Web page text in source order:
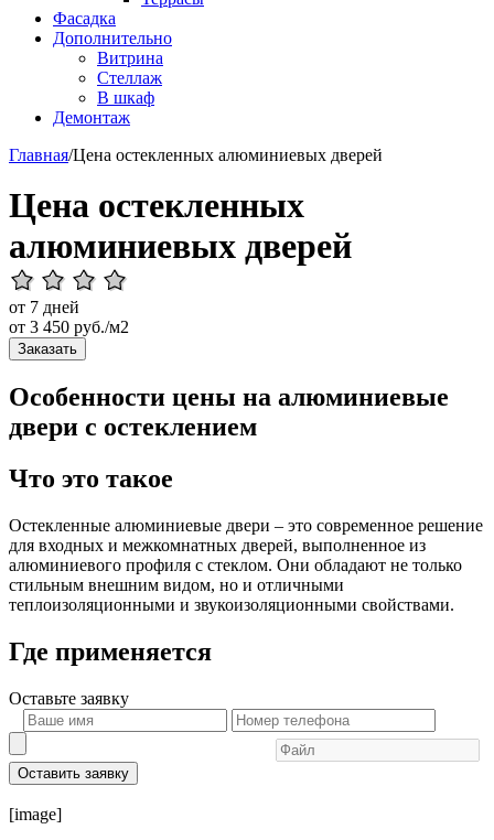
Фасадка
Дополнительно
Витрина
Стеллаж
В шкаф
Демонтаж
Главная/Цена остекленных алюминиевых дверей
Цена остекленных
алюминиевых дверей
от 7 дней
от 3 450 руб./м2
Заказать
Особенности цены на алюминиевые
двери с остеклением
Что это такое
Остекленные алюминиевые двери – это современное решение
для входных и межкомнатных дверей, выполненное из
алюминиевого профиля с стеклом. Они обладают не только
стильным внешним видом, но и отличными
теплоизоляционными и звукоизоляционными свойствами.
Где применяется
Оставьте заявку
Оставить заявку
[image]